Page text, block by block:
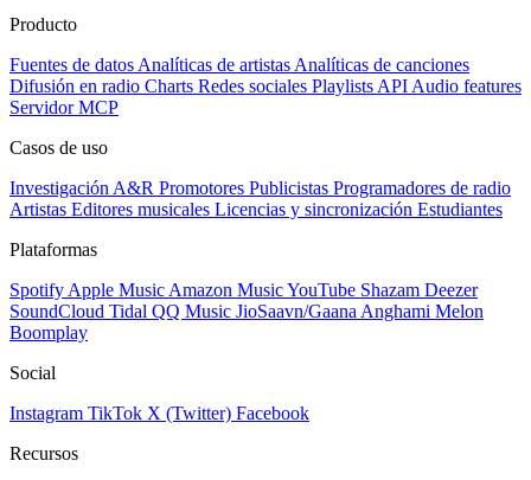
Producto
Fuentes de datos Analíticas de artistas Analíticas de canciones
Difusión en radio Charts Redes sociales Playlists API Audio features
Servidor MCP
Casos de uso
Investigación A&R Promotores Publicistas Programadores de radio
Artistas Editores musicales Licencias y sincronización Estudiantes
Plataformas
Spotify Apple Music Amazon MusicYouTube Shazam Deezer
SoundCloud Tidal QQ Music JioSaavn/Gaana Anghami Melon
Boomplay
Social
Instagram TikTok X (Twitter) Facebook
Recursos